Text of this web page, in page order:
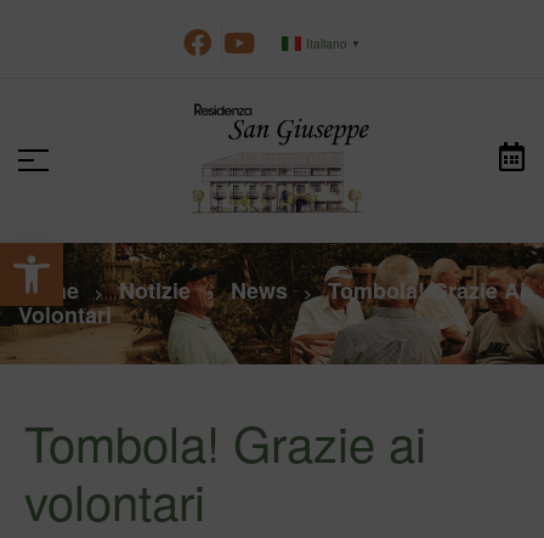
Apri la barra degli strumenti
Italiano ▼
Home > Notizie > News > Tombola! Grazie Ai
Volontari
Tombola! Grazie ai
volontari